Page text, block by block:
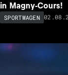
in Magny-Cours!
SPORTWAGEN